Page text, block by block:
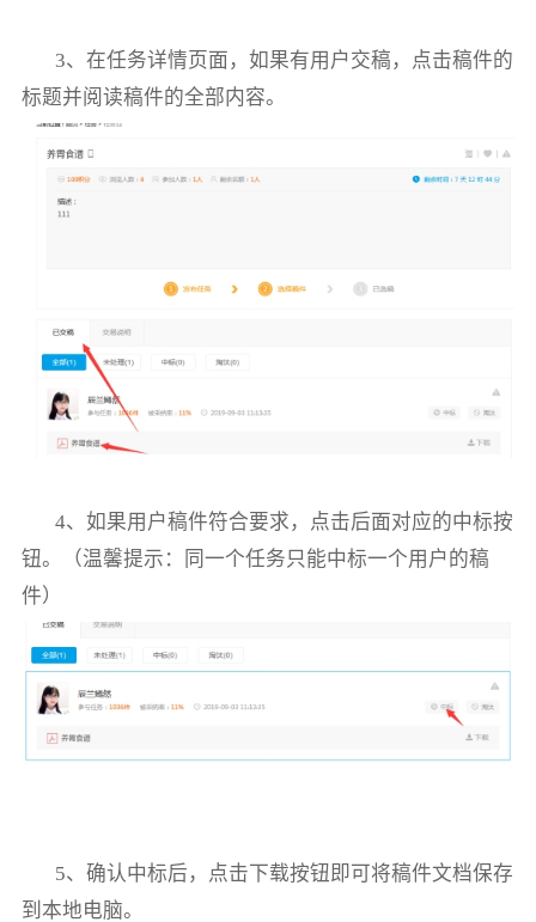
3、 在任务详情页面，如果有用户交稿，点击稿件的
标题并阅读稿件的全部内容。
4、 如果用户稿件符合要求，点击后面对应的中标按
钮。（温馨提示：同一个任务只能中标一个用户的稿
件）
5、确认中标后，点击下载按钮即可将稿件文档保存
到本地电脑。